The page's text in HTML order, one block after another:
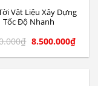
Vật Liệu Xây Dựng
Tốc Độ Nhanh
₫ 8.500.000₫